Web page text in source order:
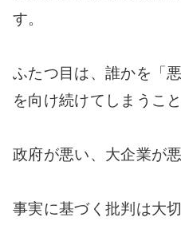
す。
ふたつ目は、誰かを「
を向け続けてしまうこと
政府が悪い、大企業が
事実に基づく批判は大